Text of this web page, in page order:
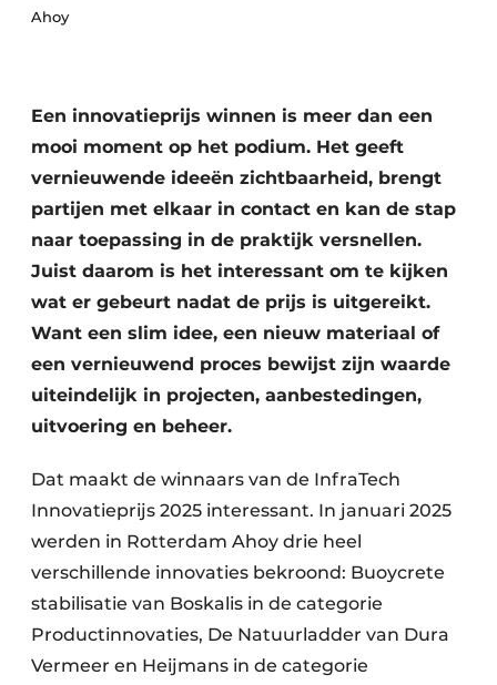
Fundering
Kopen/Huren/Leasen
Sloop & Recycling
Bouwtransport
Machines & Materieel
Ahoy
Een innovatieprijs winnen is meer dan een
mooi moment op het podium. Het geeft
vernieuwende ideeën zichtbaarheid, brengt
partijen met elkaar in contact en kan de stap
naar toepassing in de praktijk versnellen.
Juist daarom is het interessant om te kijken
wat er gebeurt nadat de prijs is uitgereikt.
Want een slim idee, een nieuw materiaal of
een vernieuwend proces bewijst zijn waarde
uiteindelijk in projecten, aanbestedingen,
uitvoering en beheer.
Dat maakt de winnaars van de InfraTech
Innovatieprijs 2025 interessant. In januari 2025
werden in Rotterdam Ahoy drie heel
verschillende innovaties bekroond: Buoycrete
stabilisatie van Boskalis in de categorie
Productinnovaties, De Natuurladder van Dura
Vermeer en Heijmans in de categorie